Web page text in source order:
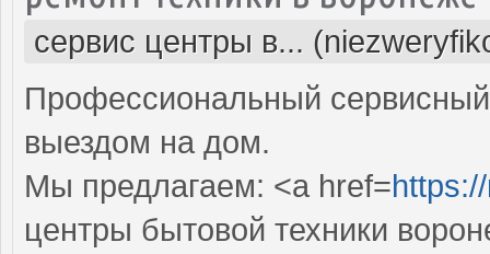
сервис центры в...
Профессиональный
выездом на дом.
Мы предлагаем: <a href=
центры бытовой техники